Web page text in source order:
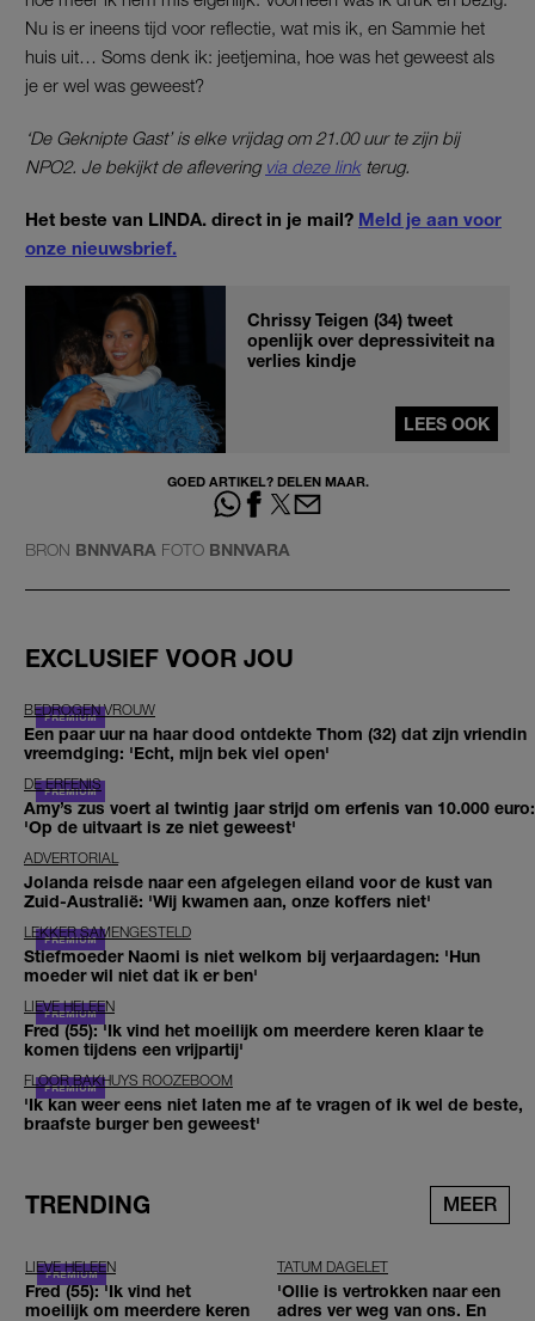
Nu is er ineens tijd voor reflectie, wat mis ik, en Sammie het
huis uit… Soms denk ik: jeetjemina, hoe was het geweest als
je er wel was geweest?
‘De Geknipte Gast’ is elke vrijdag om 21.00 uur te zijn bij
NPO2. Je bekijkt de aflevering via deze linkterug.
Het beste van LINDA. direct in je mail? Meld je aan voor
onze nieuwsbrief.
Chrissy Teigen (34) tweet
openlijk over depressiviteit na
verlies kindje
LEES OOK
GOED ARTIKEL? DELEN MAAR.
BRON BNNVARA FOTO BNNVARA
EXCLUSIEF VOOR JOU
BEDROGEN VROUW
Een paar uur na haar dood ontdekte Thom (32) dat zijn vriendin
vreemdging: 'Echt, mijn bek viel open'
DE ERFENIS
Amy’s zus voert al twintig jaar strijd om erfenis van 10.000 euro:
'Op de uitvaart is ze niet geweest'
ADVERTORIAL
Jolanda reisde naar een afgelegen eiland voor de kust van
Zuid-Australië: 'Wij kwamen aan, onze koffers niet'
LEKKER SAMENGESTELD
Stiefmoeder Naomi is niet welkom bij verjaardagen: 'Hun
moeder wil niet dat ik er ben'
LIEVE HELEEN
Fred (55): 'Ik vind het moeilijk om meerdere keren klaar te
komen tijdens een vrijpartij'
FLOOR BAKHUYS ROOZEBOOM
'Ik kan weer eens niet laten me af te vragen of ik wel de beste,
braafste burger ben geweest'
TRENDING MEER
LIEVE HELEEN
Fred (55): 'Ik vind het
moeilijk om meerdere keren
TATUM DAGELET
'Ollie is vertrokken naar een
adres ver weg van ons. En